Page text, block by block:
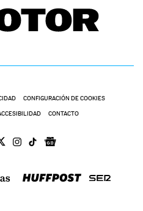
CONFIGURACIÓN DE COOKIES
CONTACTO